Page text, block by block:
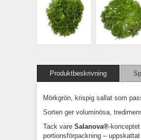
Produktbeskrivning
Mörkgrön, krispig sallat som
Sorten ger voluminösa,
Tack vare Salanova®-
portionsförpackning –